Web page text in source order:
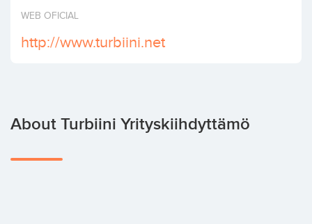
Invest
WEB OFICIAL
http://www.turbiini.net
About Turbiini Yrityskiihdyttämö